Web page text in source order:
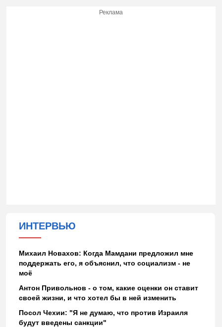
Реклама
ИНТЕРВЬЮ
Михаил Новахов: Когда Мамдани предложил мне
поддержать его, я объяснил, что социализм - не
моё
Антон Привольнов - о том, какие оценки он ставит
своей жизни, и что хотел бы в ней изменить
Посол Чехии: "Я не думаю, что против Израиля
будут введены санкции"